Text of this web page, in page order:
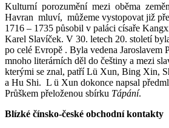
Kulturní porozumění mezi oběma
Havran mluví, můžeme vystopovat již
1716 – 1735 působil v paláci císaře
Karel Slavíček. V 30. letech 20. století
po celé Evropě . Byla vedena Jaroslavem
mnoho literárních děl do češtiny a mezi
kterými se znal, patří Lü Xun, Bing Xin,
a Hu Shi. L ü Xun dokonce napsal
Průškem přeloženou sbírku Tápání.
Blízké čínsko-české obchodní kontakty